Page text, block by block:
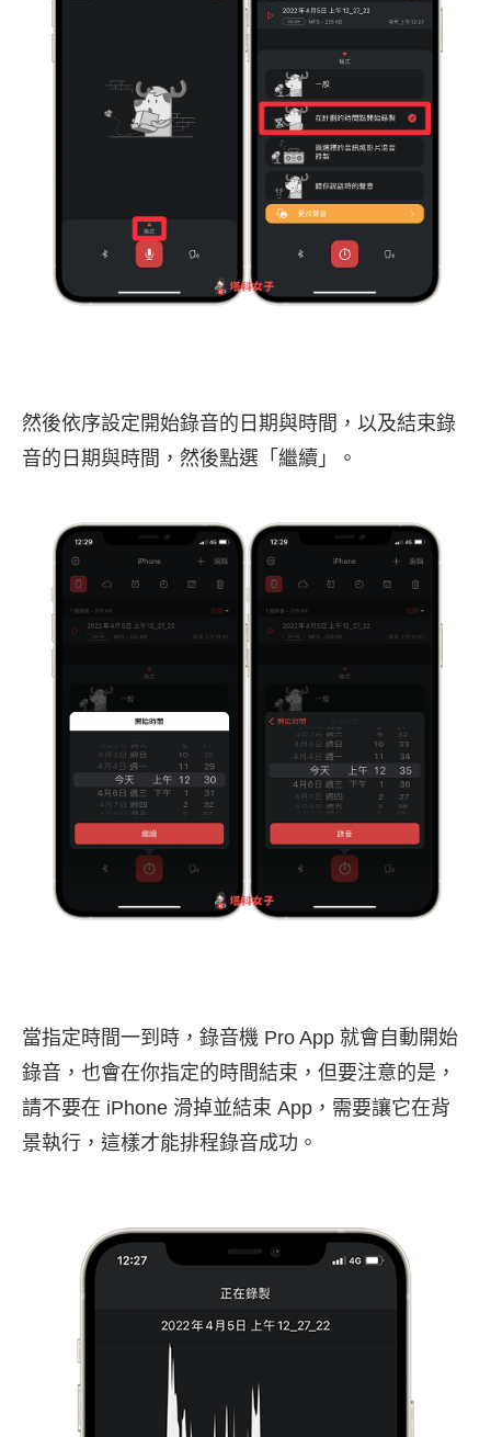
然後依序設定開始錄音的日期與時間，以及結束錄
音的日期與時間，然後點選「繼續」。
當指定時間一到時，錄音機 Pro App 就會自動開始
錄音，也會在你指定的時間結束，但要注意的是，
請不要在 iPhone 滑掉並結束 App，需要讓它在背
景執行，這樣才能排程錄音成功。